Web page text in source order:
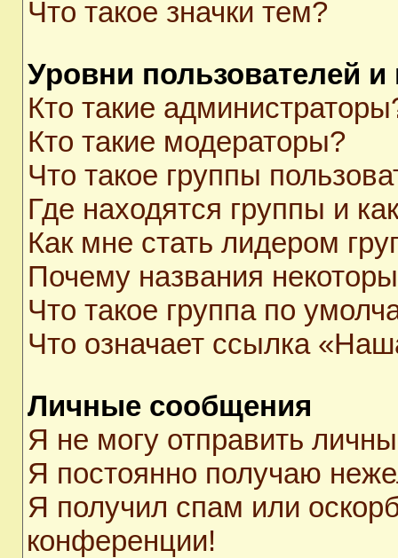
Что такое значки тем?
Уровни пользователей и
Кто такие
Кто такие модераторы?
Что такое группы
Где находятся группы и
Как мне стать лидером
Почему названия
Что такое группа по
Что означает ссылка
Личные сообщения
Я не могу отправить
Я постоянно получаю
Я получил спам или
конференции!